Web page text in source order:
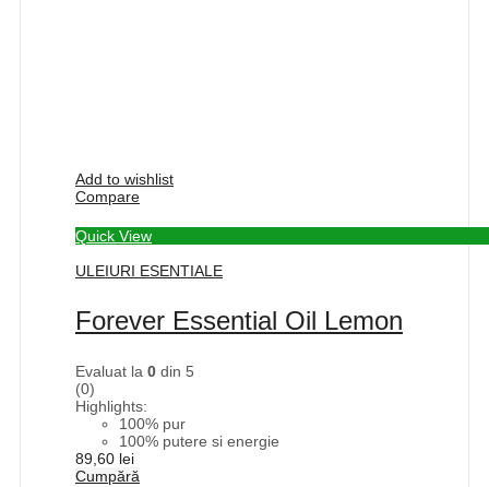
Add to wishlist
Compare
Quick View
ULEIURI ESENTIALE
Forever Essential Oil Lemon
Evaluat la 0 din 5
(0)
Highlights:
100% pur
100% putere si energie
89,60 lei
Cumpără